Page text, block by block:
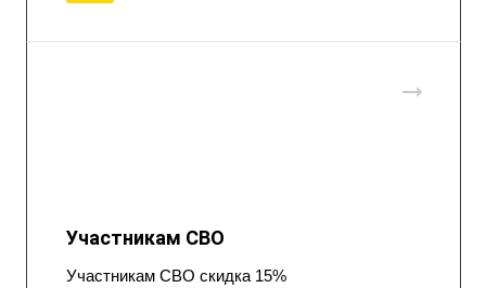
Участникам СВО
Участникам СВО скидка 15%